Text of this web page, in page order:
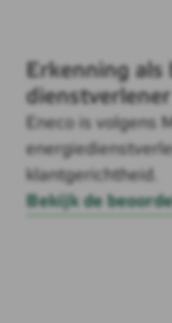
Erkenning
dienstverlener
Eneco is volgens
klantgerichtheid.
Bekijk de